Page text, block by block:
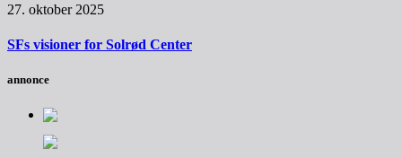
27. oktober 2025
SFs visioner for Solrød Center
annonce